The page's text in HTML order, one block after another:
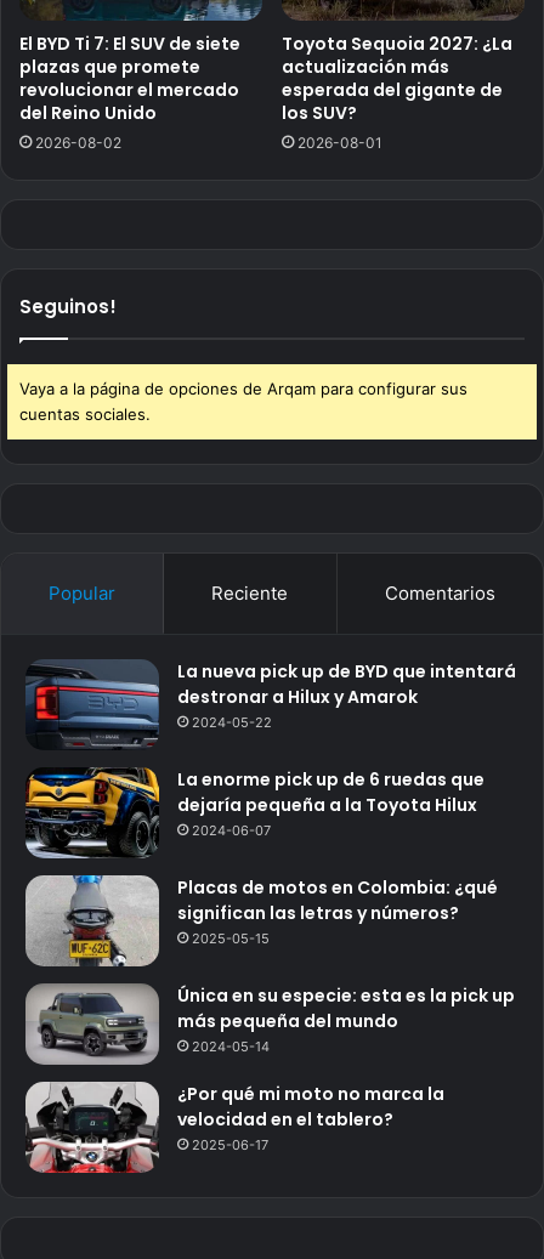
El BYD Ti 7: El SUV de siete
plazas que promete
revolucionar el mercado
del Reino Unido
2026-08-02
Toyota Sequoia 2027: ¿La
actualización más
esperada del gigante de
los SUV?
2026-08-01
Seguinos!
Vaya a la página de opciones de Arqam para configurar sus
cuentas sociales.
Popular Reciente Comentarios
La nueva pick up de BYD que intentará
destronar a Hilux y Amarok
2024-05-22
La enorme pick up de 6 ruedas que
dejaría pequeña a la Toyota Hilux
2024-06-07
Placas de motos en Colombia: ¿qué
significan las letras y números?
2025-05-15
Única en su especie: esta es la pick up
más pequeña del mundo
2024-05-14
¿Por qué mi moto no marca la
velocidad en el tablero?
2025-06-17